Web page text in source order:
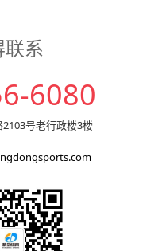
系
6080
2103号老行政楼3楼